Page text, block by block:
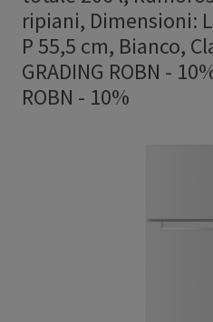
ripiani, Dimensioni:
P 55,5 cm, Bianco,
GRADING ROBN -
ROBN - 10%